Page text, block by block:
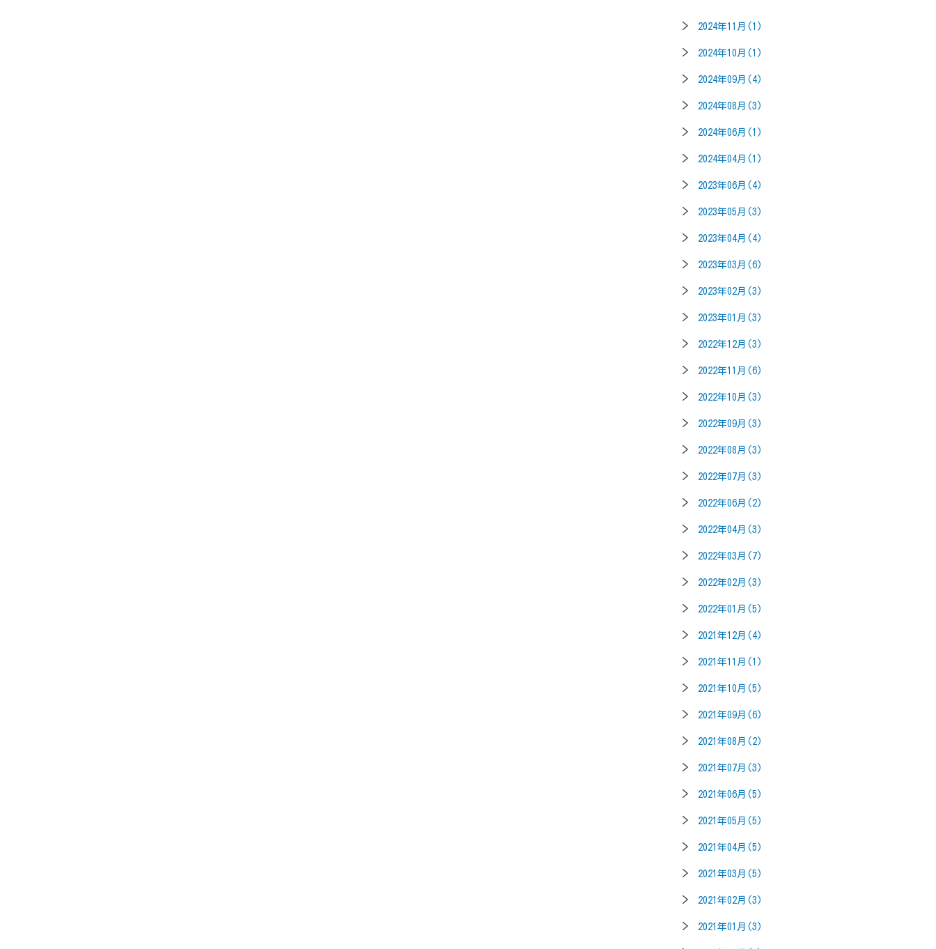
2024年11月(1)
2024年10月(1)
2024年09月(4)
2024年08月(3)
2024年06月(1)
2024年04月(1)
2023年06月(4)
2023年05月(3)
2023年04月(4)
2023年03月(6)
2023年02月(3)
2023年01月(3)
2022年12月(3)
2022年11月(6)
2022年10月(3)
2022年09月(3)
2022年08月(3)
2022年07月(3)
2022年06月(2)
2022年04月(3)
2022年03月(7)
2022年02月(3)
2022年01月(5)
2021年12月(4)
2021年11月(1)
2021年10月(5)
2021年09月(6)
2021年08月(2)
2021年07月(3)
2021年06月(5)
2021年05月(5)
2021年04月(5)
2021年03月(5)
2021年02月(3)
2021年01月(3)